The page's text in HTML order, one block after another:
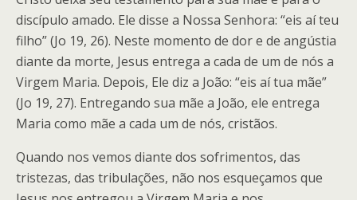
discípulo amado. Ele disse a Nossa Senhora: “eis aí teu
filho” (Jo 19, 26). Neste momento de dor e de angústia
diante da morte, Jesus entrega a cada de um de nós a
Virgem Maria. Depois, Ele diz a João: “eis aí tua mãe”
(Jo 19, 27). Entregando sua mãe a João, ele entrega
Maria como mãe a cada um de nós, cristãos.
Quando nos vemos diante dos sofrimentos, das
tristezas, das tribulações, não nos esqueçamos que